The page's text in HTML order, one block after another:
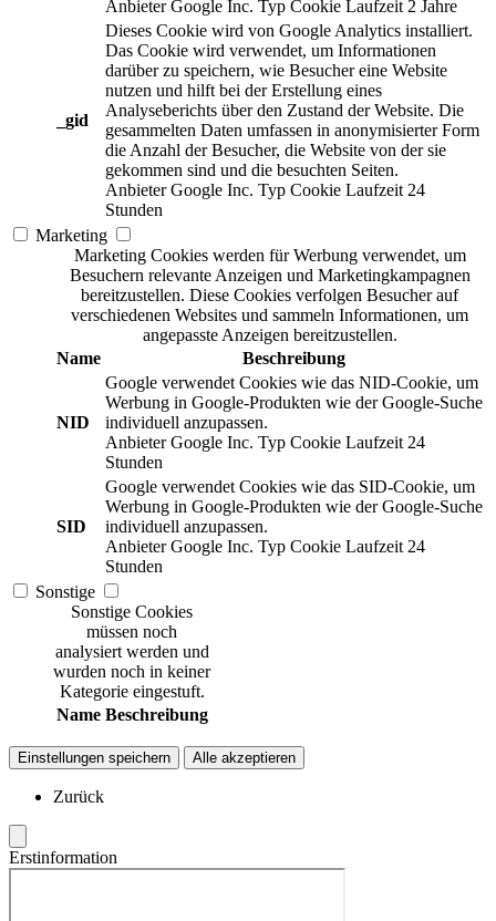
Anbieter Google Inc. Typ Cookie Laufzeit 2 Jahre
_gid
Dieses Cookie wird von Google Analytics installiert.
Das Cookie wird verwendet, um Informationen
darüber zu speichern, wie Besucher eine Website
nutzen und hilft bei der Erstellung eines
Analyseberichts über den Zustand der Website. Die
gesammelten Daten umfassen in anonymisierter Form
die Anzahl der Besucher, die Website von der sie
gekommen sind und die besuchten Seiten.
Anbieter Google Inc. Typ Cookie Laufzeit 24
Stunden
Marketing
Marketing Cookies werden für Werbung verwendet, um
Besuchern relevante Anzeigen und Marketingkampagnen
bereitzustellen. Diese Cookies verfolgen Besucher auf
verschiedenen Websites und sammeln Informationen, um
angepasste Anzeigen bereitzustellen.
Name
Beschreibung
NID
Google verwendet Cookies wie das NID-Cookie, um
Werbung in Google-Produkten wie der Google-Suche
individuell anzupassen.
Anbieter Google Inc. Typ Cookie Laufzeit 24
Stunden
SID
Google verwendet Cookies wie das SID-Cookie, um
Werbung in Google-Produkten wie der Google-Suche
individuell anzupassen.
Anbieter Google Inc. Typ Cookie Laufzeit 24
Stunden
Sonstige
Sonstige Cookies
müssen noch
analysiert werden und
wurden noch in keiner
Kategorie eingestuft.
Name Beschreibung
Einstellungen speichern Alle akzeptieren
Zurück
Erstinformation